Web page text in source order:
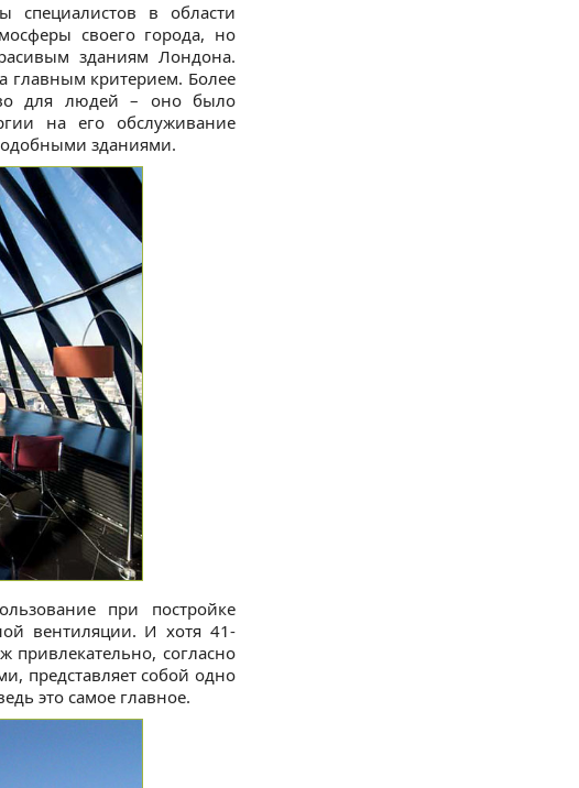
в области
своего города, но
зданиям Лондона.
главным критерием. Более
для людей – оно было
на его обслуживание
зданиями.
при постройке
вентиляции. И хотя 41-
согласно
представляет собой одно
это самое главное.